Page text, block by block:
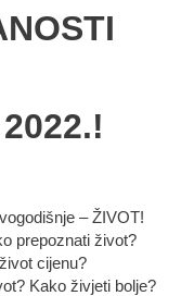
– ŽIVOT!
prepoznati život?
cijenu?
Kako živjeti bolje?